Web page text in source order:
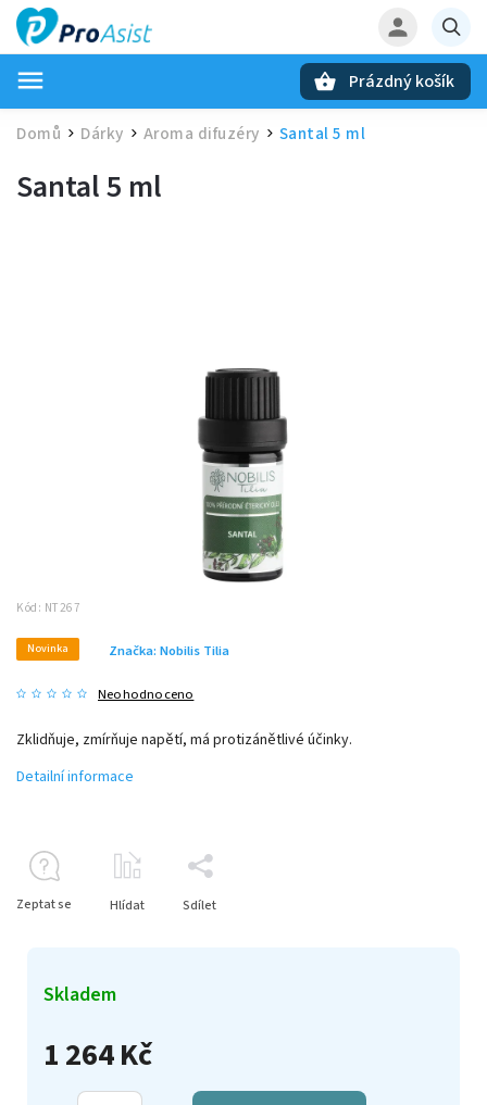
Prázdný košík
Domů / Dárky / Aroma difuzéry / Santal 5 ml
Santal 5 ml
Kód: NT267
Novinka
Neohodnoceno
Značka: Nobilis Tilia
1 264 Kč
Skladem
Zklidňuje, zmírňuje napětí, má protizánětlivé účinky.
Detailní informace
Zeptat se Hlídat Sdílet